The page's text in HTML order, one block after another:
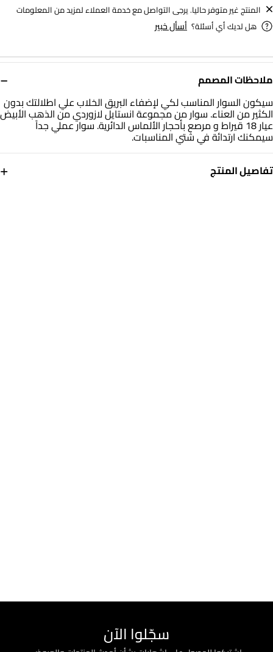
ملاحظات المصمم −
سيكون السوار المناسب لكي لإضفاء البريق الخلاب علي اطلالتك بدون
الكثير من العناء. سوار من مجموعة انستايل لازوردي من الذهب الأبيض
عيار 18 قيراط و مرصع بأحجار الألماس الدائرية. سوار عملي جداً
سيمكنك ارتدائة في شتي المناسبات.
تفاصيل المنتج
+
المنتج غير متوفر حاليا. يرجى التواصل مع خدمة العملاء لمزيد من المعلومات
هل لديك أي أسئلة؟ أسأل خبير
سجّلوا الآن